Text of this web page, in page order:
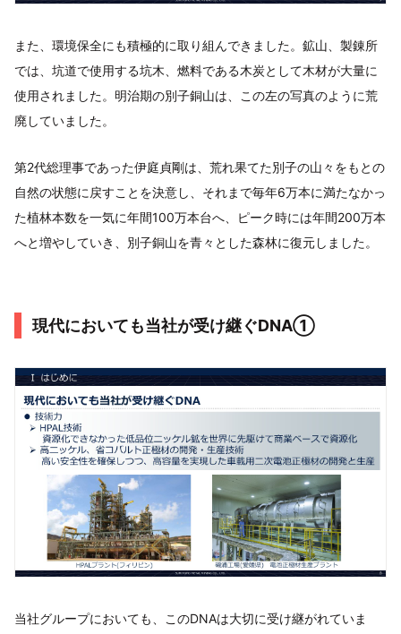
また、環境保全にも積極的に取り組んできました。鉱山、製錬所
では、坑道で使用する坑木、燃料である木炭として木材が大量に
使用されました。明治期の別子銅山は、この左の写真のように荒
廃していました。
第2代総理事であった伊庭貞剛は、荒れ果てた別子の山々をもとの
自然の状態に戻すことを決意し、それまで毎年6万本に満たなかっ
た植林本数を一気に年間100万本台へ、ピーク時には年間200万本
へと増やしていき、別子銅山を青々とした森林に復元しました。
現代においても当社が受け継ぐDNA①
当社グループにおいても、このDNAは大切に受け継がれていま